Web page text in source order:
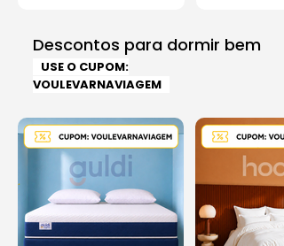
Descontos para dormir bem
USE O CUPOM:
VOULEVARNAVIAGEM